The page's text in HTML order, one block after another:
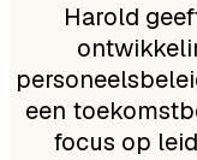
Harold
een
focus op